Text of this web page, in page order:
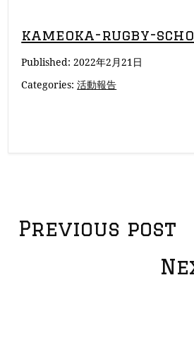
kameoka-rugby-
Published: 2022年2月21日
Categories:活動報告
投
Previous post